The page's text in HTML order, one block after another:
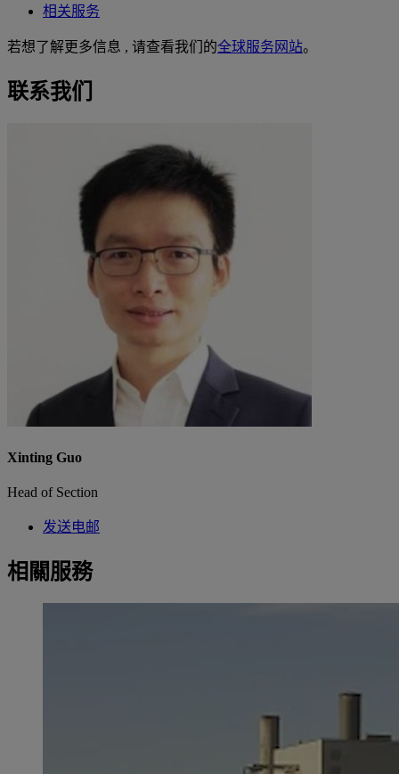
相关服务
若想了解更多信息 , 请查看我们的全球服务网站。
联系我们
Xinting Guo
Head of Section
发送电邮
相關服務